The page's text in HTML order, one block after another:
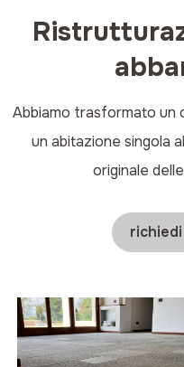
Abbiamo trasformato un
un abitazione singola
originale